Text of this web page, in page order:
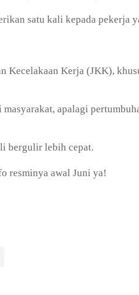
satu kali kepada pekerja
Kecelakaan Kerja (JKK),
apalagi
bergulir lebih cepat.
resminya awal Juni ya!